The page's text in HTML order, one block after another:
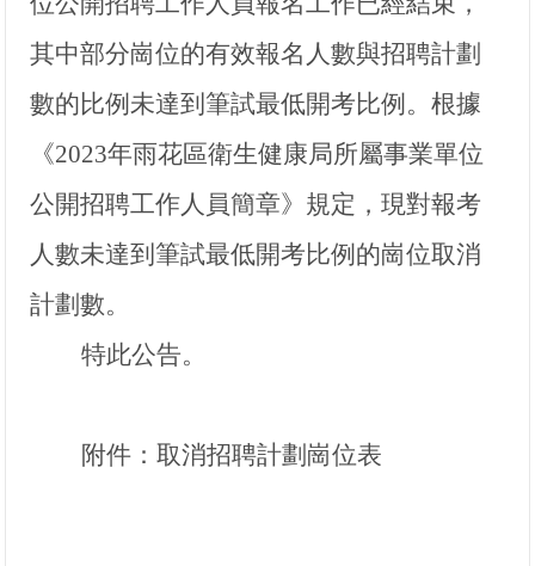
其中部分崗位的有效報名人數與招聘計劃
數的比例未達到筆試最低開考比例。根據
《2023年雨花區衛生健康局所屬事業單位
公開招聘工作人員簡章》規定，現對報考
人數未達到筆試最低開考比例的崗位取消
計劃數。
特此公告。
附件：取消招聘計劃崗位表